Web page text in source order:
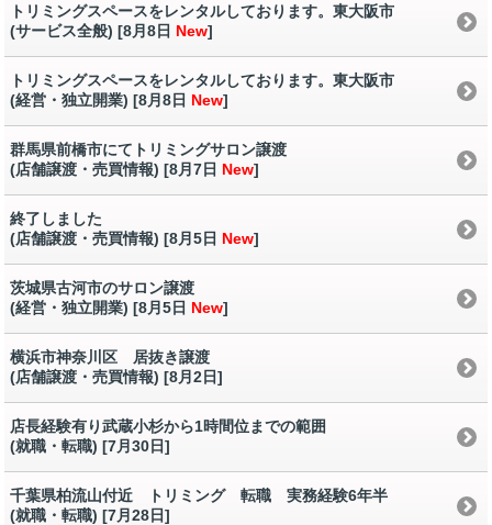
トリミングスペースをレンタルしております。東大阪市
(サービス全般) [8月8日 New]
トリミングスペースをレンタルしております。東大阪市
(経営・独立開業) [8月8日 New]
群馬県前橋市にてトリミングサロン譲渡
(店舗譲渡・売買情報) [8月7日 New]
終了しました
(店舗譲渡・売買情報) [8月5日 New]
茨城県古河市のサロン譲渡
(経営・独立開業) [8月5日 New]
横浜市神奈川区 居抜き譲渡
(店舗譲渡・売買情報) [8月2日]
店長経験有り武蔵小杉から1時間位までの範囲
(就職・転職) [7月30日]
千葉県柏流山付近 トリミング 転職 実務経験6年半
(就職・転職) [7月28日]